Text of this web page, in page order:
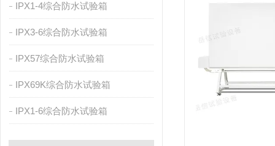
IPX1-4综合防水试验箱
IPX3-6综合防水试验箱
IPX57综合防水试验箱
IPX69K综合防水试验箱
IPX1-6综合防水试验箱